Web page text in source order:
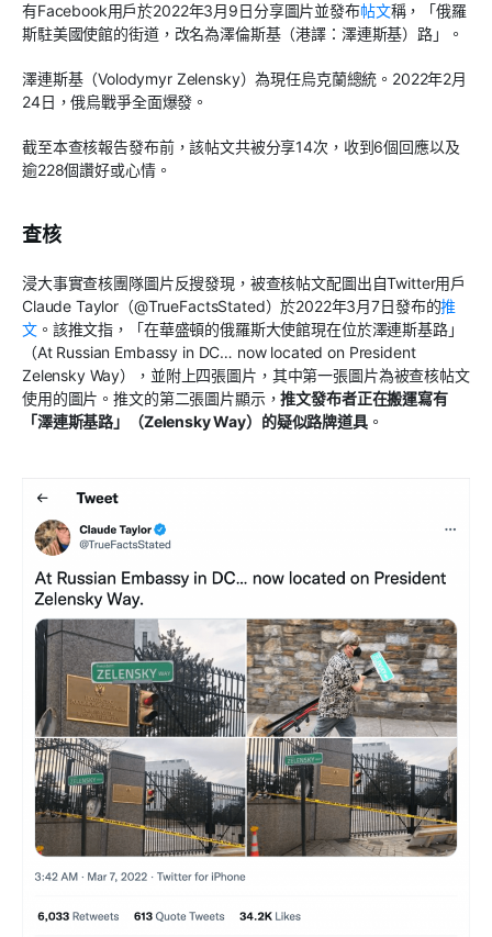
有Facebook用戶於2022年3月9日分享圖片並發布帖文稱，「俄羅
斯駐美國使館的街道，改名為澤倫斯基（港譯：澤連斯基）路」。
澤連斯基（Volodymyr Zelensky）為現任烏克蘭總統。2022年2月
24日，俄烏戰爭全面爆發。
截至本查核報告發布前，該帖文共被分享14次，收到6個回應以及
逾228個讚好或心情。
查核
浸大事實查核團隊圖片反搜發現，被查核帖文配圖出自Twitter用戶
Claude Taylor（@TrueFactsStated）於2022年3月7日發布的推
文。該推文指，「在華盛頓的俄羅斯大使館現在位於澤連斯基路」
（At Russian Embassy in DC… now located on President
Zelensky Way），並附上四張圖片，其中第一張圖片為被查核帖文
使用的圖片。推文的第二張圖片顯示，推文發布者正在搬運寫有
「澤連斯基路」（Zelensky Way）的疑似路牌道具。